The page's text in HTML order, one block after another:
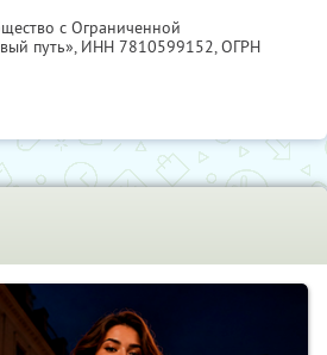
с Ограниченной
путь», ИНН 7810599152, ОГРН